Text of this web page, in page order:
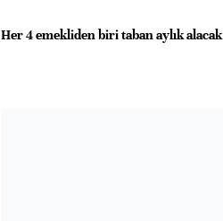
Her 4 emekliden biri taban aylık alacak